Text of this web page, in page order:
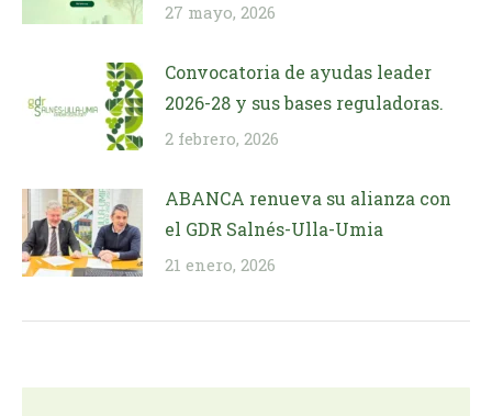
27 mayo, 2026
Convocatoria de ayudas leader
2026-28 y sus bases reguladoras.
2 febrero, 2026
ABANCA renueva su alianza con
el GDR Salnés-Ulla-Umia
21 enero, 2026